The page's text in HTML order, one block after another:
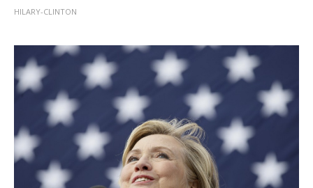
HILARY-CLINTON